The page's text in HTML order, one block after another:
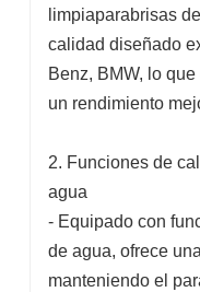
limpiaparabrisas
calidad diseñado
Benz, BMW, lo
un rendimiento
2. Funciones de
agua
- Equipado con
de agua, ofrece
manteniendo el